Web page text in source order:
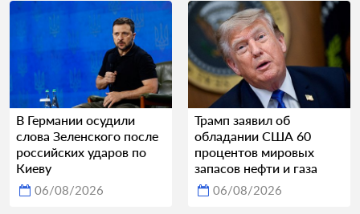
В Германии осудили
слова Зеленского после
российских ударов по
Киеву
06/08/2026
Трамп заявил об
обладании США 60
процентов мировых
запасов нефти и газа
06/08/2026